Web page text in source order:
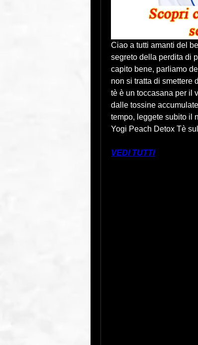
Ciao a tutti amanti del
segreto della perdita di
capito bene, parliamo
non si tratta di smettere
tè è un toccasana per il
dalle tossine
tempo, leggete subito il
Yogi Peach Detox Tè
VEDI TUTTI